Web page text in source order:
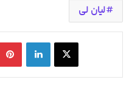
لیان لی
X لینکدین